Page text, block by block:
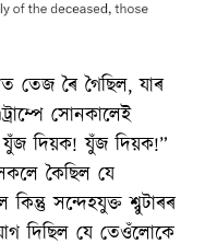
তেজ ৰৈ গৈছিল, যাৰ
সোনকালেই
যুঁজ দিয়ক! যুঁজ দিয়ক!”
কৈছিল যে
কিন্তু সন্দেহযুক্ত শ্বুটাৰৰ
দিছিল যে তেওঁলোকে